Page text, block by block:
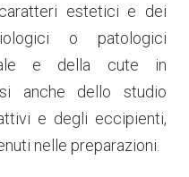
estetici e dei
o patologici
e della cute in
anche dello studio
e degli eccipienti,
nelle preparazioni.